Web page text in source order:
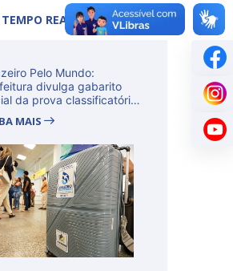
REAL
Pelo Mundo:
divulga gabarito
da prova classificatória
MAIS